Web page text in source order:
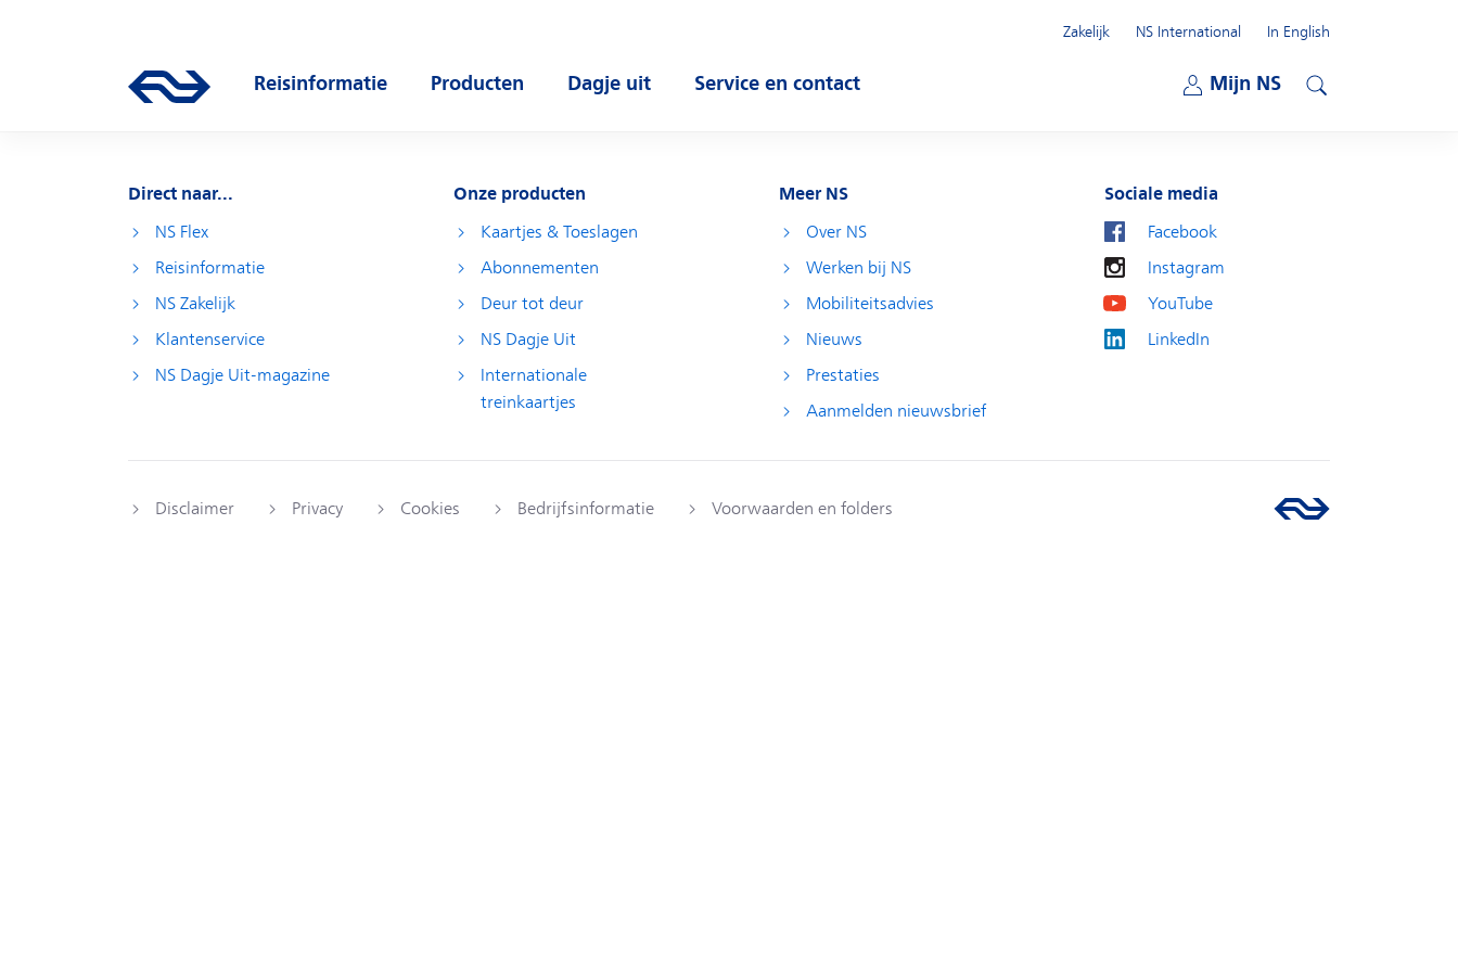
Ga naar de homepage van ns.nl
Reisinformatie
Producten
Dagje uit
Service en contact
Mijn NS
Zakelijk
NS International
In English
Direct naar...
NS Flex
Reisinformatie
NS Zakelijk
Klantenservice
NS Dagje Uit-magazine
Onze producten
Kaartjes & Toeslagen
Abonnementen
Deur tot deur
NS Dagje Uit
Internationale
treinkaartjes
Meer NS
Over NS
Werken bij NS
Mobiliteitsadvies
Nieuws
Prestaties
Aanmelden nieuwsbrief
Sociale media
Facebook
Instagram
YouTube
LinkedIn
Disclaimer Privacy Cookies Bedrijfsinformatie Voorwaarden en folders